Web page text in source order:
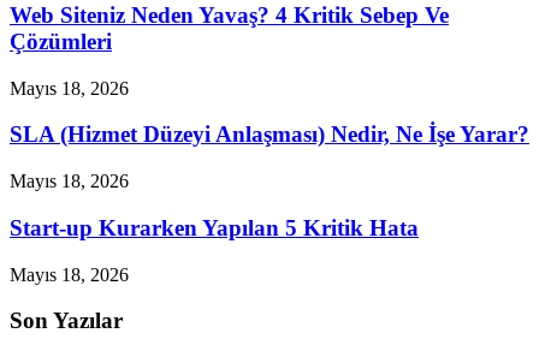
Web Siteniz Neden Yavaş? 4 Kritik Sebep Ve
Çözümleri
Mayıs 18, 2026
SLA (Hizmet Düzeyi Anlaşması) Nedir, Ne İşe Yarar?
Mayıs 18, 2026
Start-up Kurarken Yapılan 5 Kritik Hata
Mayıs 18, 2026
Son Yazılar